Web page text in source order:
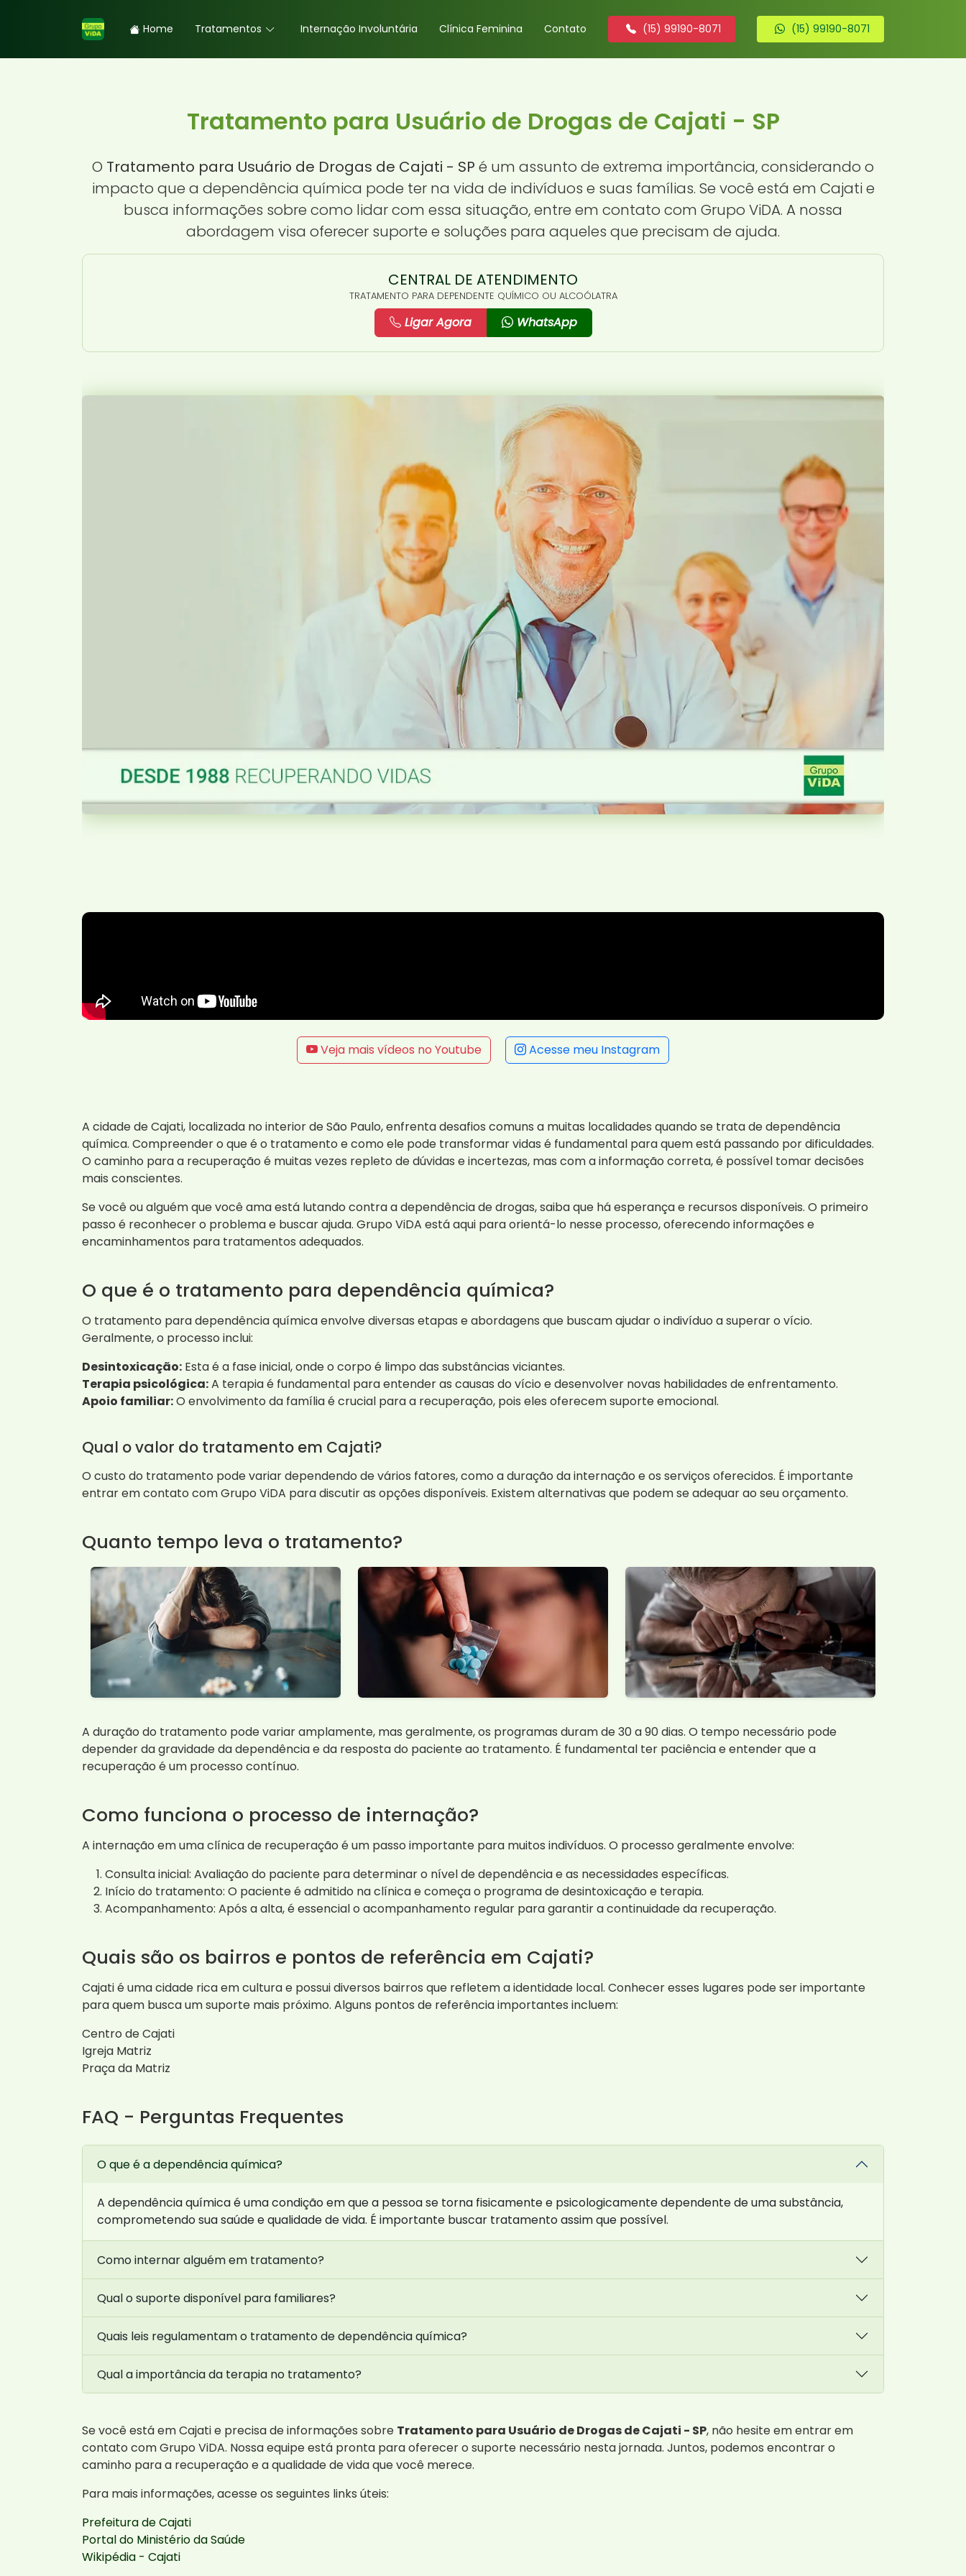
Home Tratamentos Internação Involuntária Clínica Feminina Contato (15) 99190-8071 (15) 99190-8071
Tratamento para Usuário de Drogas de Cajati - SP
O Tratamento para Usuário de Drogas de Cajati - SP é um assunto de extrema importância, considerando o
impacto que a dependência química pode ter na vida de indivíduos e suas famílias. Se você está em Cajati e
busca informações sobre como lidar com essa situação, entre em contato com Grupo ViDA. A nossa
abordagem visa oferecer suporte e soluções para aqueles que precisam de ajuda.
CENTRAL DE ATENDIMENTO
TRATAMENTO PARA DEPENDENTE QUÍMICO OU ALCOÓLATRA
Ligar Agora WhatsApp
Veja mais vídeos no Youtube Acesse meu Instagram
A cidade de Cajati, localizada no interior de São Paulo, enfrenta desafios comuns a muitas localidades quando se trata de dependência
química. Compreender o que é o tratamento e como ele pode transformar vidas é fundamental para quem está passando por dificuldades.
O caminho para a recuperação é muitas vezes repleto de dúvidas e incertezas, mas com a informação correta, é possível tomar decisões
mais conscientes.
Se você ou alguém que você ama está lutando contra a dependência de drogas, saiba que há esperança e recursos disponíveis. O primeiro
passo é reconhecer o problema e buscar ajuda. Grupo ViDA está aqui para orientá-lo nesse processo, oferecendo informações e
encaminhamentos para tratamentos adequados.
O que é o tratamento para dependência química?
O tratamento para dependência química envolve diversas etapas e abordagens que buscam ajudar o indivíduo a superar o vício.
Geralmente, o processo inclui:
Desintoxicação: Esta é a fase inicial, onde o corpo é limpo das substâncias viciantes.
Terapia psicológica:A terapia é fundamental para entender as causas do vício e desenvolver novas habilidades de enfrentamento.
Apoio familiar:O envolvimento da família é crucial para a recuperação, pois eles oferecem suporte emocional.
Qual o valor do tratamento em Cajati?
O custo do tratamento pode variar dependendo de vários fatores, como a duração da internação e os serviços oferecidos. É importante
entrar em contato com Grupo ViDA para discutir as opções disponíveis. Existem alternativas que podem se adequar ao seu orçamento.
Quanto tempo leva o tratamento?
A duração do tratamento pode variar amplamente, mas geralmente, os programas duram de 30 a 90 dias. O tempo necessário pode
depender da gravidade da dependência e da resposta do paciente ao tratamento. É fundamental ter paciência e entender que a
recuperação é um processo contínuo.
Como funciona o processo de internação?
A internação em uma clínica de recuperação é um passo importante para muitos indivíduos. O processo geralmente envolve:
Consulta inicial: Avaliação do paciente para determinar o nível de dependência e as necessidades específicas.
Início do tratamento: O paciente é admitido na clínica e começa o programa de desintoxicação e terapia.
Acompanhamento: Após a alta, é essencial o acompanhamento regular para garantir a continuidade da recuperação.
Quais são os bairros e pontos de referência em Cajati?
Cajati é uma cidade rica em cultura e possui diversos bairros que refletem a identidade local. Conhecer esses lugares pode ser importante
para quem busca um suporte mais próximo. Alguns pontos de referência importantes incluem:
Centro de Cajati
Igreja Matriz
Praça da Matriz
FAQ - Perguntas Frequentes
O que é a dependência química?
A dependência química é uma condição em que a pessoa se torna fisicamente e psicologicamente dependente de uma substância,
comprometendo sua saúde e qualidade de vida. É importante buscar tratamento assim que possível.
Como internar alguém em tratamento?
Qual o suporte disponível para familiares?
Quais leis regulamentam o tratamento de dependência química?
Qual a importância da terapia no tratamento?
Se você está em Cajati e precisa de informações sobre Tratamento para Usuário de Drogas de Cajati - SP, não hesite em entrar em
contato com Grupo ViDA. Nossa equipe está pronta para oferecer o suporte necessário nesta jornada. Juntos, podemos encontrar o
caminho para a recuperação e a qualidade de vida que você merece.
Para mais informações, acesse os seguintes links úteis:
Prefeitura de Cajati
Portal do Ministério da Saúde
Wikipédia - Cajati